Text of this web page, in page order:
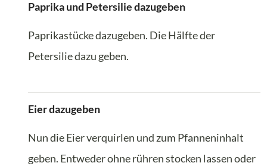
Paprika und Petersilie dazugeben
Paprikastücke dazugeben. Die Hälfte der
Petersilie dazu geben.
Eier dazugeben
Nun die Eier verquirlen und zum Pfanneninhalt
geben. Entweder ohne rühren stocken lassen oder